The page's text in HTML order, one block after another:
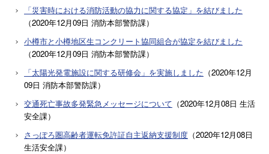
「災害時における消防活動の協力に関する協定」を結びました
（2020年12月09日 消防本部警防課）
小樽市と小樽地区生コンクリート協同組合が協定を結びました
（2020年12月09日 消防本部警防課）
「太陽光発電施設に関する研修会」を実施しました （2020年12月
09日 消防本部警防課）
交通死亡事故多発緊急メッセージについて （2020年12月08日 生活
安全課）
さっぽろ圏高齢者運転免許証自主返納支援制度 （2020年12月08日
生活安全課）